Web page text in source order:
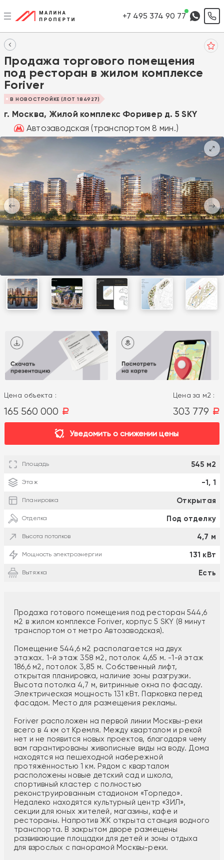
+7 495 374 90 77
Продажа торгового помещения
под ресторан в жилом комплексе
Foriver
В НОВОСТРОЙКЕ (ЛОТ 184927)
г. Москва, Жилой комплекс Форивер д. 5 SKY
Автозаводская (транспортом 8 мин.)
Цена объекта :
165 560 000 a
Цена за м2 :
303 779 a
Уведомить о снижении цены
Площадь 545 м2
Этаж -1, 1
Планировка Открытая
Отделка Под отделку
Высота потолков 4,7 м
Мощность электроэнергии 131 кВт
Вытяжка Есть
Продажа готового помещения под ресторан 544,6
м2 в жилом комплексе Foriver, корпус 5 SKY (8 минут
транспортом от метро Автозаводская).
Помещение 544,6 м2 располагается на двух
этажах. 1-й этаж 358 м2, потолок 4,65 м. -1-й этаж
186,6 м2, потолок 3,85 м. Собственный лифт,
открытая планировка, наличие зоны разгрузки.
Высота потолка 4,7 м, витринные окна по фасаду.
Электрическая мощность 131 кВт. Парковка перед
фасадом. Место для размещения рекламы.
Foriver расположен на первой линии Москвы-реки
всего в 4 км от Кремля. Между кварталом и рекой
нет и не появится новых проектов, благодаря чему
вам гарантированы живописные виды на воду. Дома
находятся на пешеходной набережной
протяжённостью 1 км. Рядом с кварталом
расположены новые детский сад и школа,
спортивный кластер с полностью
реконструированным стадионом «Торпедо».
Недалеко находятся культурный центр «ЗИЛ»,
секции для юных жителей, магазины, кафе и
рестораны. Напротив ЖК открыта станция водного
транспорта. В закрытом дворе размещены
развивающие площадки для детей и зоны отдыха
для взрослых с панорамой Москвы-реки.